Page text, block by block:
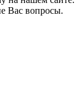
Вас вопросы.